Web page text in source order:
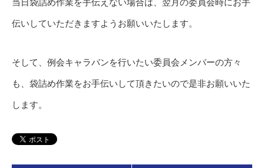
当日袋詰め作業を手伝えない場合は、翌月の委員会時にお手
伝いしていただきますようお願いいたします。
そして、例会キャラバンを行いたい委員会メンバーの方々
も、袋詰め作業をお手伝いして頂きたいので是非お願いいた
します。